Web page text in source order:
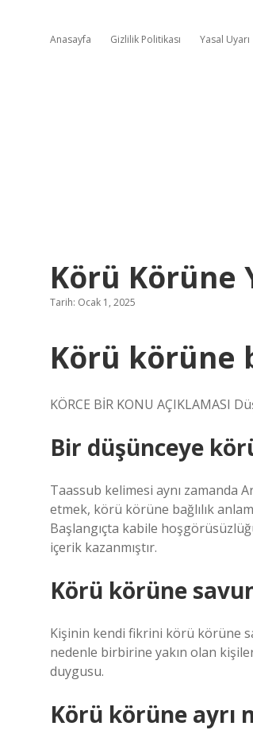
Anasayfa Gizlilik Politikası Yasal Uyarı
Körü Körüne
Tarih: Ocak 1, 2025
Körü körüne
KÖRCE BİR KONU AÇIKLAMASI
Bir düşünceye
Taassub kelimesi aynı zamanda
etmek, körü körüne bağlılık
Başlangıçta kabile
içerik kazanmıştır.
Körü körüne
Kişinin kendi fikrini körü körüne
nedenle birbirine yakın olan
duygusu.
Körü körüne ayrı